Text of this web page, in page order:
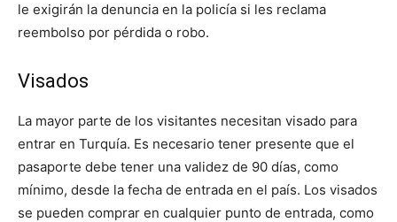
le exigirán la denuncia en la policía si les reclama
reembolso por pérdida o robo.
Visados
La mayor parte de los visitantes necesitan visado para
entrar en Turquía. Es necesario tener presente que el
pasaporte debe tener una validez de 90 días, como
mínimo, desde la fecha de entrada en el país. Los visados
se pueden comprar en cualquier punto de entrada, como